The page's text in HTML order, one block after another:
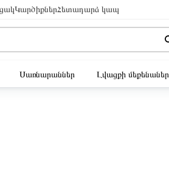
ԿարծիքներՀետադարձ կապ
Սառնարաններ Լվացքի մեքենաներ